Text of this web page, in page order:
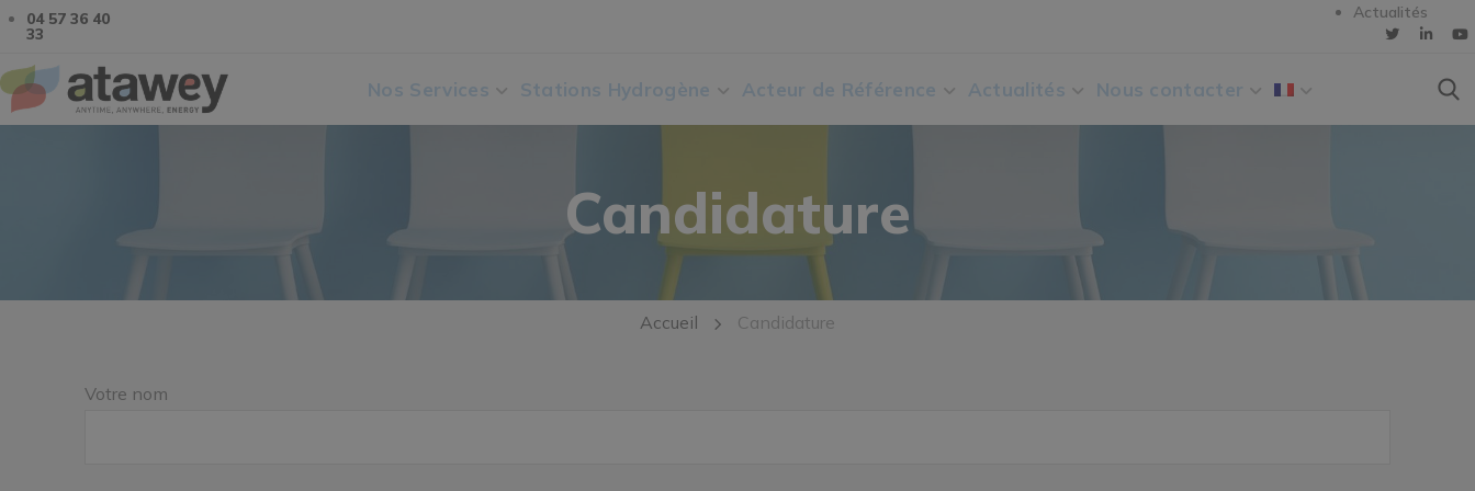
04 57 36 40
33
Actualités
Nos Services Stations Hydrogène Acteur de Référence Actualités Nous contacter
Candidature
Accueil Candidature
Votre nom